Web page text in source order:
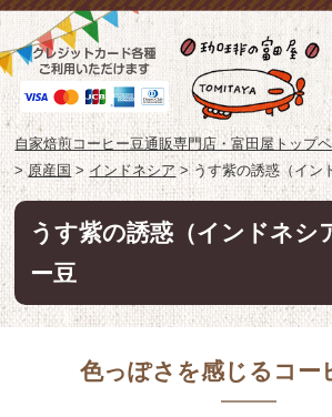
自家焙煎コーヒー豆通販専門店・富田屋トップ
>原産国> インドネシア>うす紫の誘惑（イ
うす紫の誘惑（インドネ
ー豆
色っぽさを感じるコー